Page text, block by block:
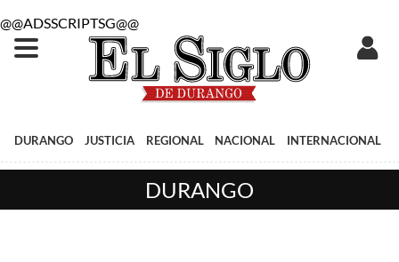
@@ADSSCRIPTSG@@
DURANGO JUSTICIA REGIONAL NACIONAL INTERNACIONAL
DURANGO